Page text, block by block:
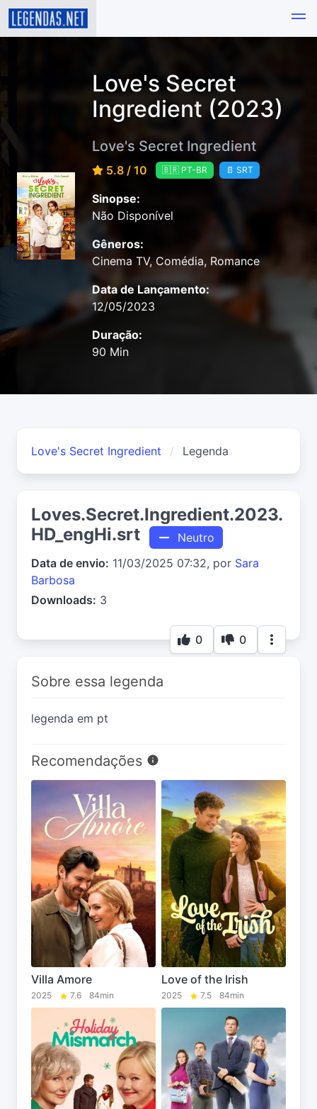
Love's Secret
Ingredient (2023)
Love's Secret Ingredient
5.8 / 10 🇧🇷 PT-BR 📄 SRT
Sinopse:
Não Disponível
Gêneros:
Cinema TV, Comédia, Romance
Data de Lançamento:
12/05/2023
Duração:
90 Min
Love's Secret Ingredient Legenda
Loves.Secret.Ingredient.2023.
HD_engHi.srt
Neutro
Data de envio: 11/03/2025 07:32, por Sara
Barbosa
Downloads: 3
0 0
Sobre essa legenda
legenda em pt
Recomendações
Villa Amore
2025 7.6 84min
Love of the Irish
2025 7.5 84min